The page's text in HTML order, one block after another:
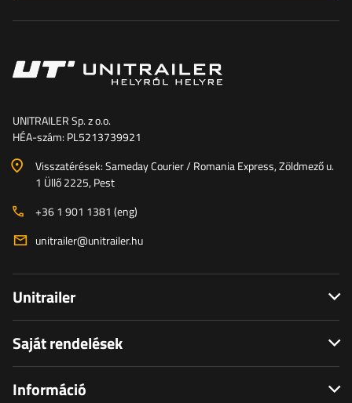
UNITRAILER Sp. z o.o.
HÉA-szám: PL5213739921
Visszatérések: Sameday Courier / Romania Express, Zöldmező u.
1 Üllő 2225, Pest
+36 1 901 1381 (eng)
unitrailer@unitrailer.hu
Unitrailer
Saját rendelések
Információ